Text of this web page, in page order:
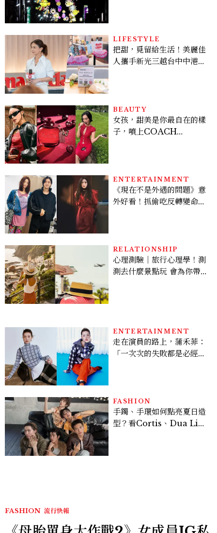
LIFESTYLE
把甜，覓留給生活！美麗佳
人攜手新光三越台中中港
BEAUTY
女孩，甜美是你最自在的樣
子，噴上COACH
ENTERTAINMENT
《現在不是外遇的問題》意
外好看！抓偷吃反轉變命
看點懶人包
RELATIONSHIP
心理測驗｜旅行心理學！測
測去什麼景點玩 會為你帶來
ENTERTAINMENT
走在演員的路上，蒲禾菲：
「一次次的失敗都是必經過
FASHION
手鐲、手環如何點亮夏日造
型？看Cortis、Dua Lip
FASHION 流行快報